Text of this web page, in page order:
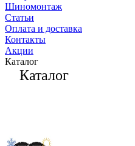
Шиномонтаж
Статьи
Оплата и доставка
Контакты
Акции
Каталог
Каталог